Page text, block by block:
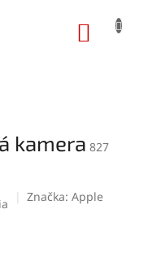
kamera 827
Značka: Apple